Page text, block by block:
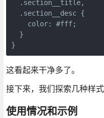
  .section__title,
  .section__desc {
    color: #fff;
  }
}
这看起来干净多了。
接下来，我们探索几种样
使用情况和示例